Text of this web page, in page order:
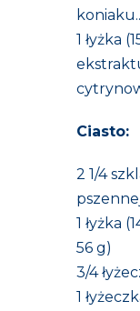
1 łyżka
Ciasto:
2 1/4
1 łyżka
56 g)
3/4
1